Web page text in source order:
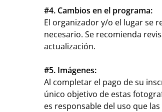
#4. Cambios en el programa:
El organizador y/o el lugar se
necesario. Se recomienda
actualización.
#5. Imágenes:
Al completar el pago de su
único objetivo de estas
es responsable del uso que